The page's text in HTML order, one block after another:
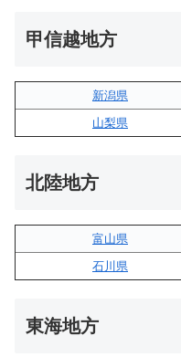
甲信越地方
新潟県
山梨県
北陸地方
富山県
石川県
東海地方